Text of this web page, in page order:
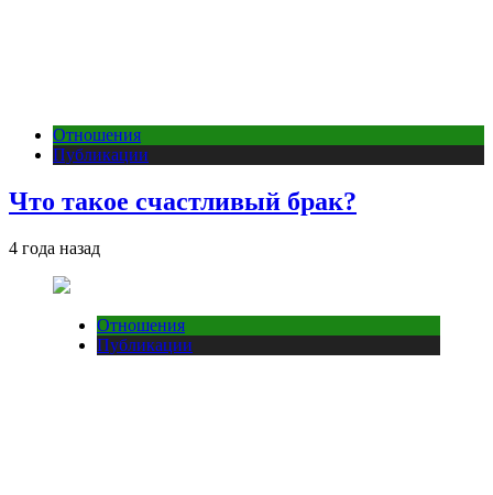
Отношения
Публикации
Что такое счастливый брак?
4 года назад
Отношения
Публикации